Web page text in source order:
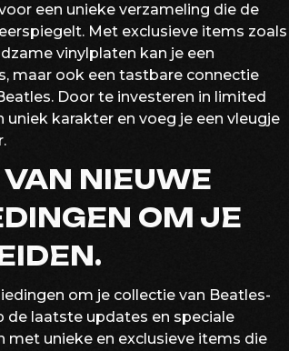
een unieke verzameling die de
Met exclusieve items zoals
vinylplaten kan je een
maar ook een tastbare connectie
Door te investeren in limited
karakter en voeg je een vleugje
NIEUWE
OM JE
om je collectie van Beatles-
de laatste updates en speciale
met unieke en exclusieve items die